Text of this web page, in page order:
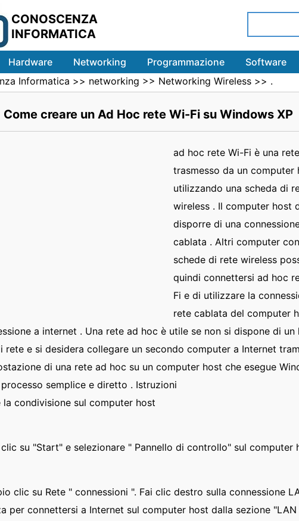
CONOSCENZA
INFORMATICA
Hardware Networking Programmazione Software
Informatica >> networking >> Networking Wireless >> .
Come creare un Ad Hoc rete Wi-Fi su Windows XP
ad hoc rete Wi-Fi è una rete
trasmesso da un computer
utilizzando una scheda di
wireless . Il computer host
disporre di una
cablata . Altri computer con
schede di rete wireless
quindi connettersi ad hoc
Fi e di utilizzare la
rete cablata del computer
a internet . Una rete ad hoc è utile se non si dispone di un
rete e si desidera collegare un secondo computer a Internet
di una rete ad hoc su un computer host che esegue
processo semplice e diretto . Istruzioni
la condivisione sul computer host
clic su "Start" e selezionare " Pannello di controllo" sul computer
clic su Rete " connessioni ". Fai clic destro sulla connessione
per connettersi a Internet sul computer host dalla sezione "LAN